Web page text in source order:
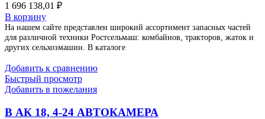
1 696 138,01 ₽
В корзину
На нашем сайте представлен широкий ассортимент запасных частей
для различной техники Ростсельмаш: комбайнов, тракторов, жаток и
других сельхозмашин. В каталоге
Добавить к сравнению
Быстрый просмотр
Добавить в пожелания
В АК 18, 4-24 АВТОКАМЕРА